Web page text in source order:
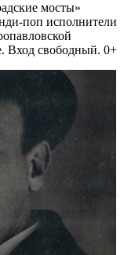
мосты»
поп исполнители
Вход свободный. 0+